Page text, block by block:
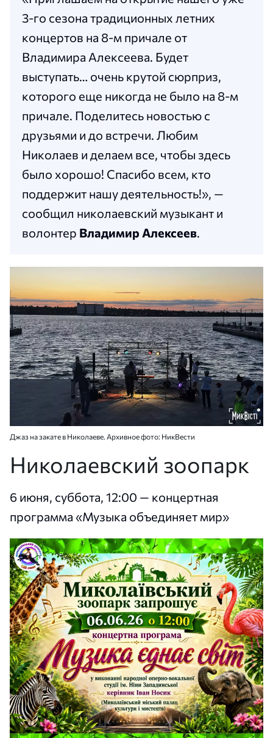
3-го сезона традиционных летних
концертов на 8-м причале от
Владимира Алексеева. Будет
выступать… очень крутой сюрприз,
которого еще никогда не было на 8-м
причале. Поделитесь новостью с
друзьями и до встречи. Любим
Николаев и делаем все, чтобы здесь
было хорошо! Спасибо всем, кто
поддержит нашу деятельность!», —
сообщил николаевский музыкант и
волонтер Владимир Алексеев.
Джаз на закате в Николаеве. Архивное фото: НикВести
Николаевский зоопарк
6 июня, суббота, 12:00 — концертная
программа «Музыка объединяет мир»